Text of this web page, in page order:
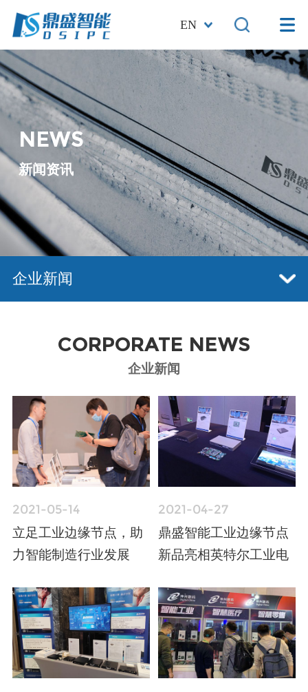
EN
NEWS
新闻资讯
企业新闻
CORPORATE NEWS
企业新闻
2021-05-14
立足工业边缘节点，助
力智能制造行业发展
尔工业电脑合作伙伴联
合推介会
2021-04-27
鼎盛智能工业边缘节点
新品亮相英特尔工业电